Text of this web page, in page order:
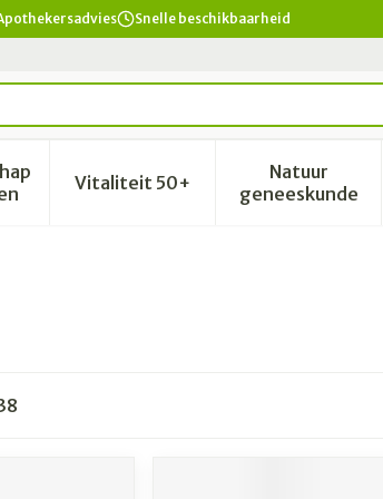
Snelle beschikbaarheid
en hygiëne categorie
voeding en vitamines categorie
submenu voor Zwangerschap en
Vitaliteit 50+Toon submenu voor Vitaliteit
Natuur
geneeskunde
Toon